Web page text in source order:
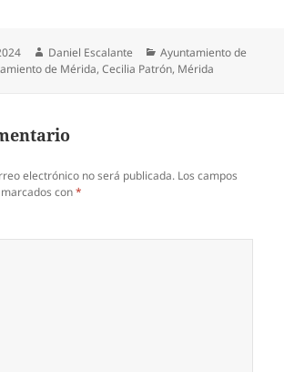
Autor
Daniel Escalante Categorías
Ayuntamiento de
de Mérida,Cecilia Patrón, Mérida
electrónico no será publicada. Los campos
con*